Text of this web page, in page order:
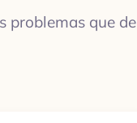
problemas que